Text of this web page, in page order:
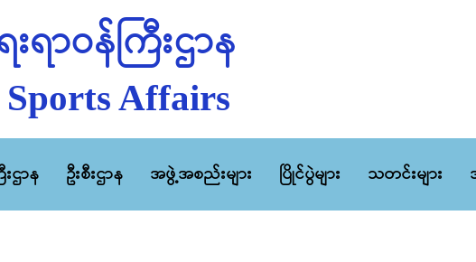
ရာဝန်ကြီးဌာန
Affairs
ဌာန ဦးစီးဌာန အဖွဲ့အစည်းများ ပြိုင်ပွဲများ သတင်းများ